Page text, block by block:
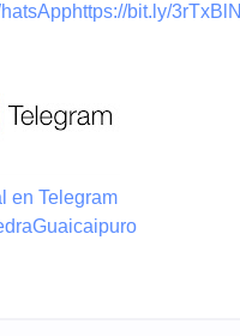
https://bit.ly/3rTxBlN
en Telegram